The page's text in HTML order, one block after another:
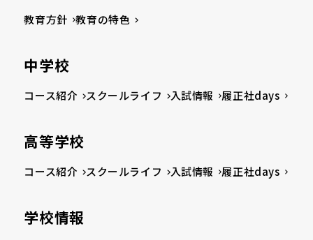
教育方針 教育の特色
中学校
コース紹介 スクールライフ 入試情報 履正社days
高等学校
コース紹介 スクールライフ 入試情報 履正社days
学校情報